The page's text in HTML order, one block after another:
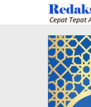
konten